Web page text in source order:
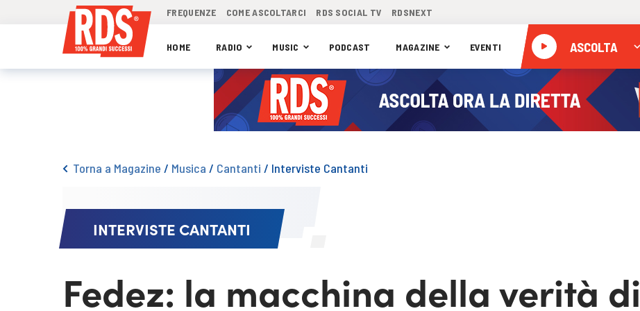
FREQUENZE COME ASCOLTARCI RDS SOCIAL TV RDSNEXT
HOME RADIO MUSIC PODCAST MAGAZINE EVENTI ASCOLTA
Torna a Magazine / Musica / Cantanti / Interviste Cantanti
INTERVISTE CANTANTI
Fedez: la macchina della verità di